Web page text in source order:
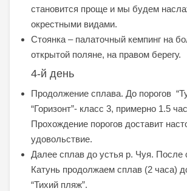
становится проще и мы будем
окрестными видами.
Стоянка – палаточный кемпинг на
открытой поляне, на правом берегу.
4-й день
Продолжение сплава. До порогов
“Горизонт”- класс 3, примерно 1.5
Прохождение порогов доставит
удовольствие.
Далее сплав до устья р. Чуя. После
Катунь продолжаем сплав (2 часа)
“Тихий пляж”.